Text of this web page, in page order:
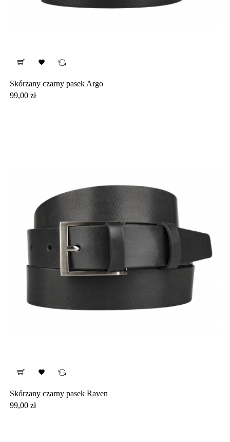

Skórzany czarny pasek Argo
Cena
99,00 zł

Skórzany czarny pasek Raven
Cena
99,00 zł